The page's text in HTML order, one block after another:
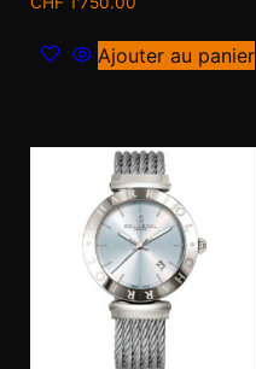
Ajouter au panier